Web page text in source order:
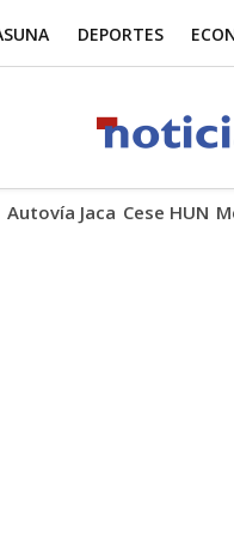
Autovía Jaca Cese HUN
DEPORTES